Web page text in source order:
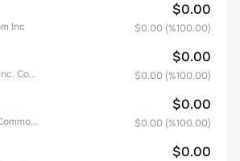
Inc
$0.00
$0.00 (%100.00)
Broadcom Inc. Common Stock
$0.00
$0.00 (%100.00)
Tesla, Inc. Common Stock
$0.00
$0.00 (%100.00)
$0.00